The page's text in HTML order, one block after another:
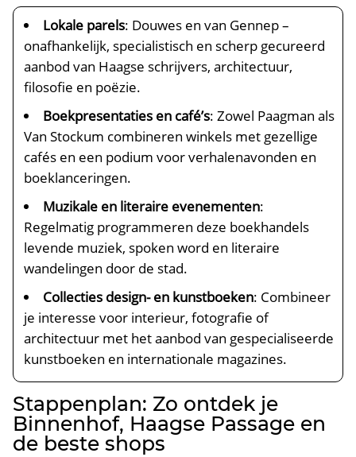
Lokale parels: Douwes en van Gennep –
onafhankelijk, specialistisch en scherp gecureerd
aanbod van Haagse schrijvers, architectuur,
filosofie en poëzie.​
Boekpresentaties en café’s: Zowel Paagman als
Van Stockum combineren winkels met gezellige
cafés en een podium voor verhalenavonden en
boeklanceringen.​
Muzikale en literaire evenementen:
Regelmatig programmeren deze boekhandels
levende muziek, spoken word en literaire
wandelingen door de stad.​
Collecties design- en kunstboeken: Combineer
je interesse voor interieur, fotografie of
architectuur met het aanbod van gespecialiseerde
kunstboeken en internationale magazines.​
Stappenplan: Zo ontdek je
Binnenhof, Haagse Passage en
de beste shops